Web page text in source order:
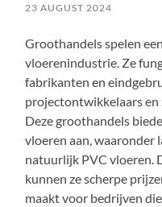
23 AUGUST 2024
Groothandels spelen
vloerenindustrie. Ze
fabrikanten en
projectontwikkelaars en
Deze groothandels
vloeren aan, waaronder
natuurlijk PVC vloeren.
kunnen ze scherpe
maakt voor bedrijven